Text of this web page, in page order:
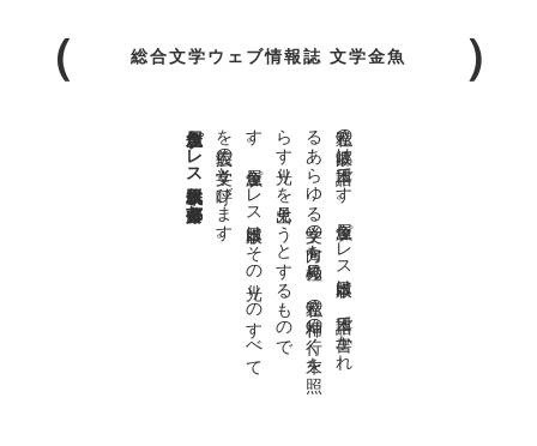
総合文学ウェブ情報誌 文学金魚
私達の
故郷は
日本語で
す
。
金魚屋プ
レ
ス
日本版は
、
日本語で
書か
れ
る
あ
ら
ゆ
る
文学の
方向を
見極め
、
私達の
精神の
行く
末を
照
ら
す
光り
を
見出そ
う
と
す
る
も
の
で
す
。
金魚屋プ
レ
ス
日本版は
そ
の
光り
の
す
べ
て
を
広義の
文学と
呼び
ま
す
。
金魚屋プレス日本版代表 齋藤都